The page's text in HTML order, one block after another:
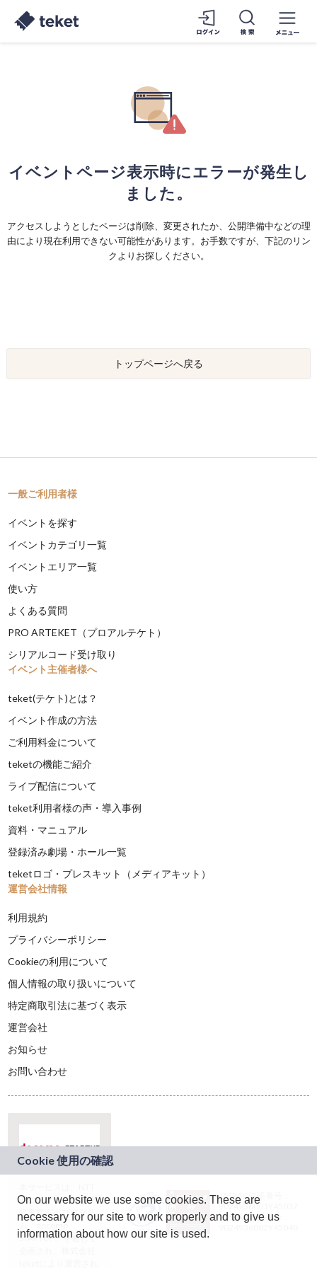
イベントページ表示時にエラーが発生し
ました。
アクセスしようとしたページは削除、変更されたか、公開準備中などの理
由により現在利用できない可能性があります。お手数ですが、下記のリン
クよりお探しください。
トップページへ戻る
一般ご利用者様
イベントを探す
イベントカテゴリ一覧
イベントエリア一覧
使い方
よくある質問
PRO ARTEKET（プロアルテケト）
シリアルコード受け取り
イベント主催者様へ
teket(テケト)とは？
イベント作成の方法
ご利用料金について
teketの機能ご紹介
ライブ配信について
teket利用者様の声・導入事例
資料・マニュアル
登録済み劇場・ホール一覧
teketロゴ・プレスキット（メディアキット）
運営会社情報
利用規約
プライバシーポリシー
Cookieの利用について
個人情報の取り扱いについて
特定商取引法に基づく表示
運営会社
お知らせ
お問い合わせ
ドコモグループの新
規事業創出プログラ
ム「docomo
STARTUP」を通じて
JASRAC許諾番号：
9024936001Y45037
JASRAC許諾番号：
On our website we use some cookies. These are
necessary for our site to work properly and to give us
information about how our site is used.